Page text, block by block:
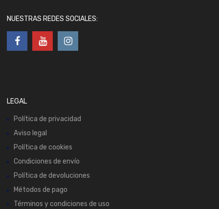
NUESTRAS REDES SOCIALES:
LEGAL
Política de privacidad
Aviso legal
Política de cookies
Condiciones de envío
Política de devoluciones
Métodos de pago
Términos y condiciones de uso